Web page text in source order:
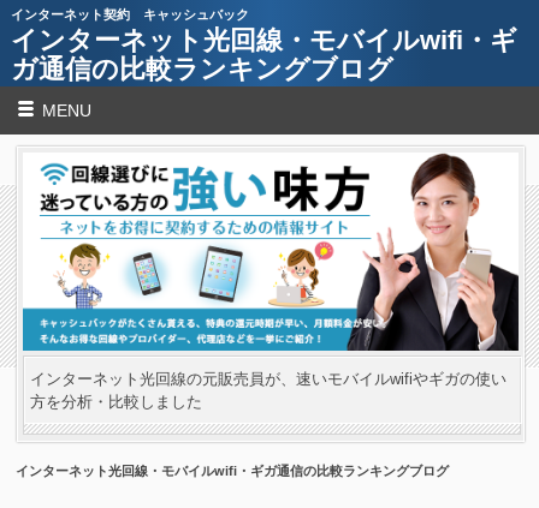
インターネット契約 キャッシュバック
インターネット光回線・モバイルwifi・ギ
ガ通信の比較ランキングブログ
MENU
インターネット光回線の元販売員が、速いモバイルwifiやギガの使い
方を分析・比較しました
インターネット光回線・モバイルwifi・ギガ通信の比較ランキングブログ